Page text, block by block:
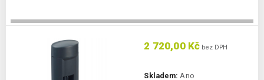
2 720,00 Kč bez DPH
Skladem: Ano